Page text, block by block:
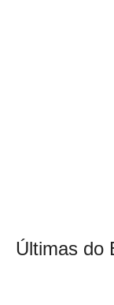
Últimas do